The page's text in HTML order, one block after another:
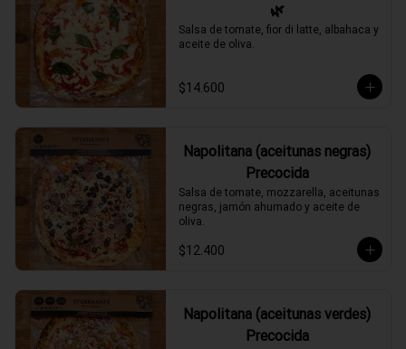
🌿
Salsa de tomate, fior di latte, albahaca y
aceite de oliva.
$14.600
Napolitana (aceitunas negras)
Precocida
Salsa de tomate, mozzarella, aceitunas
negras, jamón ahumado y aceite de
oliva.
$12.400
Napolitana (aceitunas verdes)
Precocida